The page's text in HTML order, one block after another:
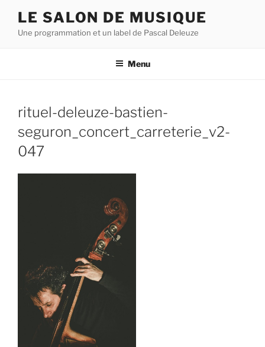
contenu
LE SALON DE MUSIQUE
Une programmation et un label de Pascal Deleuze
Menu
rituel-deleuze-bastien-
seguron_concert_carreterie_v2-
047